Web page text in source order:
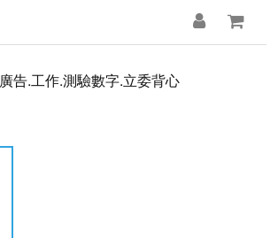
廣告.工作.測驗數字.立委背心